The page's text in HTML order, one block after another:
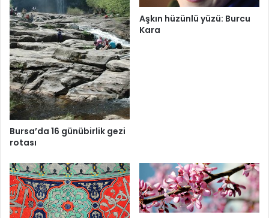
Bursa’da 16 günübirlik gezi
rotası
Aşkın hüzünlü yüzü: Burcu
Kara